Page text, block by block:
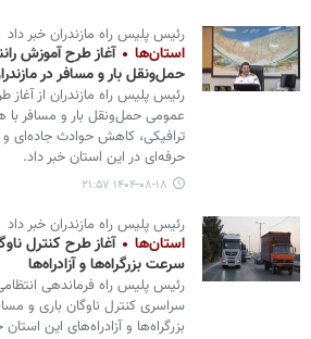
رئیس پلیس راه مازندران خبر داد
استان‌ها
آغاز طرح آموزش
حمل‌ونقل بار و مسافر در
رئیس پلیس راه مازندران از آغاز
عمومی حمل‌ونقل بار و مسافر
ترافیکی، کاهش حوادث جاده‌ای و
حرفه‌ای در این استان خبر داد.
۱۴۰۴-۰۸-۱۸ ۲۱:۵۷
رئیس پلیس راه مازندران خبر داد
استان‌ها
آغاز طرح کنترل
سرعت بزرگراه‌ها و آزادراه‌ها
رئیس پلیس راه فرماندهی
سراسری کنترل ناوگان باری و
بزرگراه‌ها و آزادراه‌های این استان